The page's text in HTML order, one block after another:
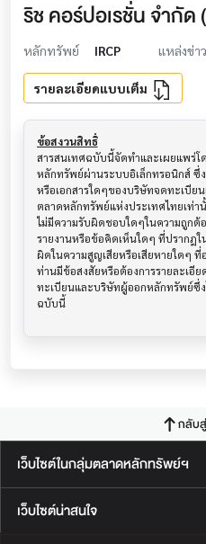
ริช คอร์ปอเรชั่น จำกัด
หลักทรัพย์ IRCP แหล่งข่าว
รายละเอียดแบบเต็ม
ข้อสงวนสิทธิ์
สารสนเทศฉบับนี้จัดทำและเผยแพร่
หลักทรัพย์ผ่านระบบอิเล็กทรอนิกส์ ซึ่
หรือเอกสารใดๆของบริษัทจดทะเบี
ตลาดหลักทรัพย์แห่งประเทศไทยเท่
ไม่มีความรับผิดชอบใดๆในความถูกต้
รายงานหรือข้อคิดเห็นใดๆ ที่ปรากฎ
ผิดในความสูญเสียหรือเสียหายใดๆ
ท่านมีข้อสงสัยหรือต้องการรายละเอี
ทะเบียนและบริษัทผู้ออกหลักทรัพย์ซึ่
ฉบับนี้
กลับ
เว็บไซต์ในกลุ่มตลาดหลักทรัพย์ฯ
เว็บไซต์น่าสนใจ